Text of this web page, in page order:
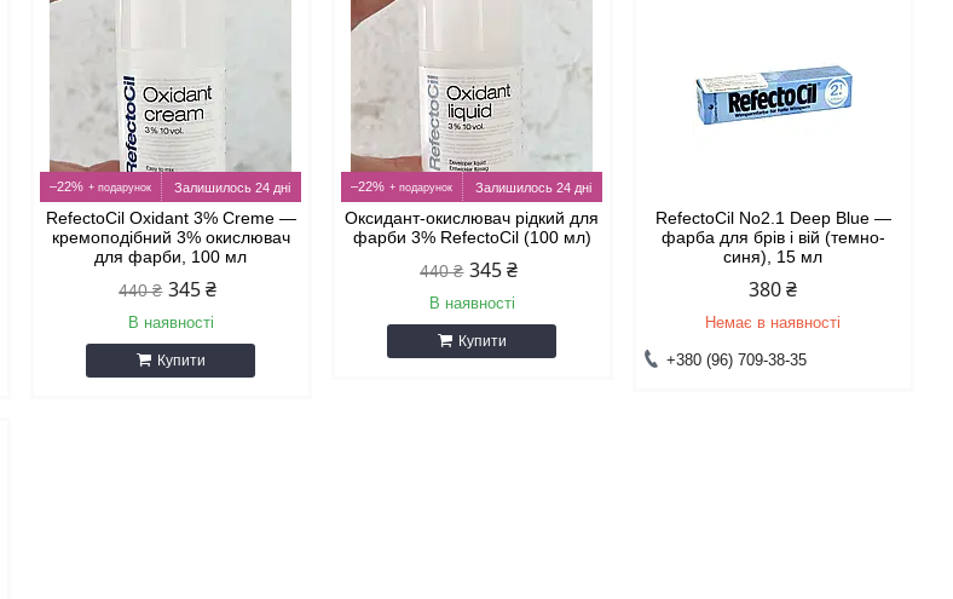
–22% Залишилось 24 дні
RefectoCil Oxidant 3% Creme —
кремоподібний 3% окислювач
для фарби, 100 мл
440 ₴ 345 ₴
В наявності
Купити
–22% Залишилось 24 дні
Оксидант-окислювач рідкий для
фарби 3% RefectoCil (100 мл)
440 ₴ 345 ₴
В наявності
Купити
RefectoCil No2.1 Deep Blue —
фарба для брів і вій (темно-
синя), 15 мл
380 ₴
Немає в наявності
+380 (96) 709-38-35